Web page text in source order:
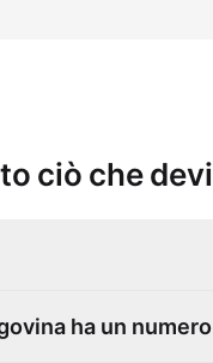
ciò che
ha un